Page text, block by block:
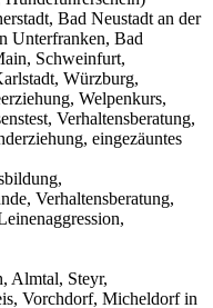
Bad Neustadt an der
Unterfranken, Bad
Schweinfurt,
Würzburg,
Welpenkurs,
Verhaltensberatung,
eingezäuntes
Verhaltensberatung,
Almtal, Steyr,
Vorchdorf, Micheldorf in